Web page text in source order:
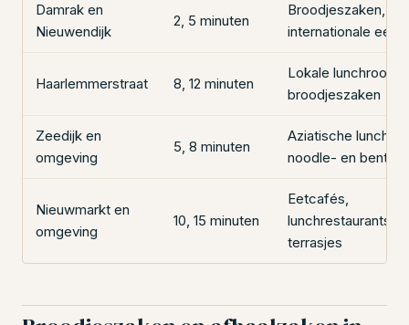
Damrak en
Nieuwendijk
2, 5 minuten
Broodjeszaken,
internationale
Haarlemmerstraat 8, 12 minuten
Lokale
broodjeszaken
Zeedijk en
omgeving
5, 8 minuten
Aziatische
noodle- en
Nieuwmarkt en
omgeving
10, 15 minuten
Eetcafés,
lunchrestaurants,
terrasjes